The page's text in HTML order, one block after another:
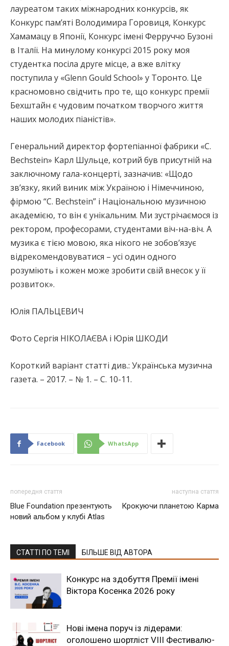
лауреатом таких міжнародних конкурсів, як
Конкурс пам’яті Володимира Горовиця, Конкурс
Хамамацу в Японії, Конкурс імені Ферруччо Бузоні
в Італії. На минулому конкурсі 2015 року моя
студентка посіла друге місце, а вже влітку
поступила у «Glenn Gould School» у Торонто. Це
красномовно свідчить про те, що конкурс премії
Бехштайн є чудовим початком творчого життя
наших молодих піаністів».
Генеральний директор фортепіанної фабрики «C.
Bechstein» Карл Шульце, котрий був присутній на
заключному гала-концерті, зазначив: «Щодо
зв’язку, який виник між Україною і Німеччиною,
фірмою “C. Bechstein” і Національною музичною
академією, то він є унікальним. Ми зустрічаємося із
ректором, професорами, студентами віч-на-віч. А
музика є тією мовою, яка нікого не зобов’язує
відрекомендовуватися – усі один одного
розуміють і кожен може зробити свій внесок у її
розвиток».
Юлія ПАЛЬЦЕВИЧ
Фото Сергія НІКОЛАЄВА і Юрія ШКОДИ
Короткий варіант статті див.: Українська музична
газета. – 2017. – № 1. – С. 10-11.
Facebook WhatsApp
попередня стаття
Blue Foundation презентують
новий альбом у клубі Atlas
наступна стаття
Крокуючи планетою Карма
СТАТТІ ПО ТЕМІ БІЛЬШЕ ВІД АВТОРА
Конкурс на здобуття Премії імені
Віктора Косенка 2026 року
Нові імена поруч із лідерами:
оголошено шортліст VIII Фестивалю-